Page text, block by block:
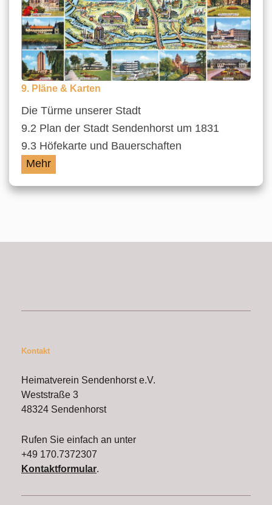
9. Pläne & Karten
Die Türme unserer Stadt
9.2 Plan der Stadt Sendenhorst um 1831
9.3 Höfekarte und Bauerschaften
Mehr
Kontakt
Heimatverein Sendenhorst e.V.
Weststraße 3
48324 Sendenhorst
Rufen Sie einfach an unter
+49 170.7372307
Kontaktformular.